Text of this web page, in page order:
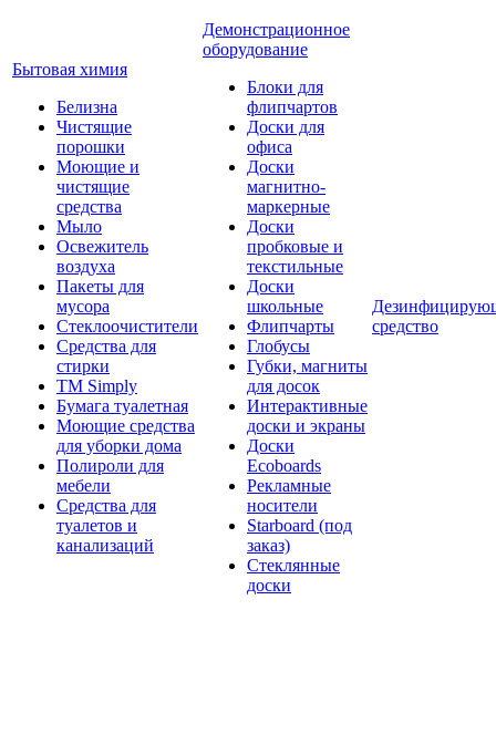
Бытовая химия
Белизна
Чистящие
порошки
Моющие и
чистящие
средства
Мыло
Освежитель
воздуха
Пакеты для
мусора
Стеклоочистители
Средства для
стирки
TM Simply
Бумага туалетная
Моющие средства
для уборки дома
Полироли для
мебели
Средства для
туалетов и
канализаций
Демонстрационное
оборудование
Блоки для
флипчартов
Доски для
офиса
Доски
магнитно-
маркерные
Доски
пробковые и
текстильные
Доски
школьные
Флипчарты
Глобусы
Губки, магниты
для досок
Интерактивные
доски и экраны
Доски
Ecoboards
Рекламные
носители
Starboard (под
заказ)
Стеклянные
доски
средство